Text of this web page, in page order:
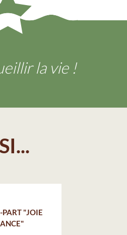
la vie !
PART "JOIE